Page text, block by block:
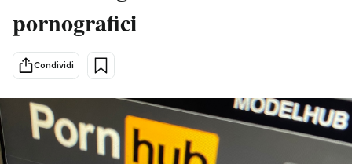
Economia
Sport
PODCAST
pornografici
Condividi